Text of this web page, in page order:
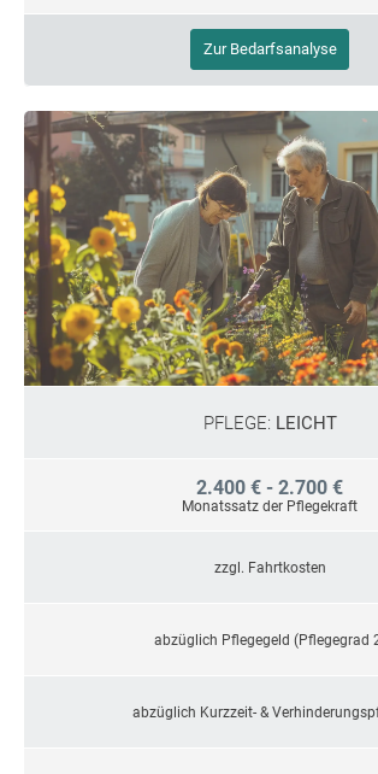
Zur Bedarfsanalyse
PFLEGE: LEICHT
2.400 € - 2.700 €
Monatssatz der Pflegekraft
zzgl. Fahrtkosten
abzüglich Pflegegeld (Pflegegrad
abzüglich Kurzzeit- &